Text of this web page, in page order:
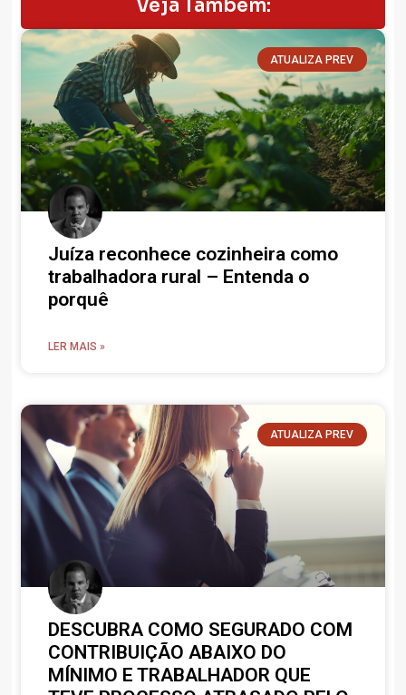
Veja Também:
ATUALIZA PREV
Juíza reconhece cozinheira como
trabalhadora rural – Entenda o
porquê
LER MAIS »
ATUALIZA PREV
DESCUBRA COMO SEGURADO COM
CONTRIBUIÇÃO ABAIXO DO
MÍNIMO E TRABALHADOR QUE